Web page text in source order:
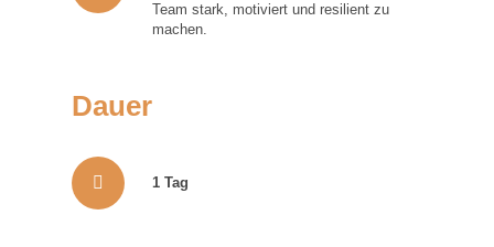
Team stark, motiviert und resilient zu
machen.
Dauer
1 Tag